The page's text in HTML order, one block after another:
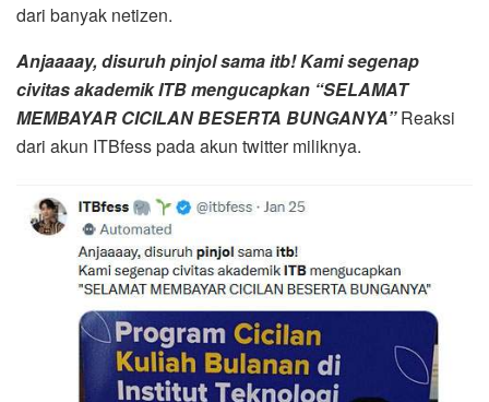
dari banyak netizen.
Anjaaaay, disuruh pinjol sama itb! Kami segenap
civitas akademik ITB mengucapkan “SELAMAT
MEMBAYAR CICILAN BESERTA BUNGANYA”Reaksi
dari akun ITBfess pada akun twitter miliknya.